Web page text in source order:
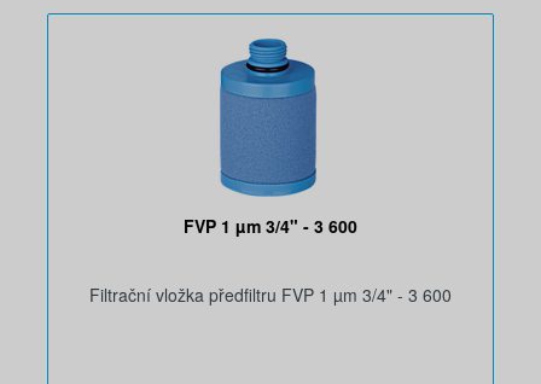
FVP 1 µm 3/4" - 3 600
Filtrační vložka předfiltru FVP 1 µm 3/4" - 3 600